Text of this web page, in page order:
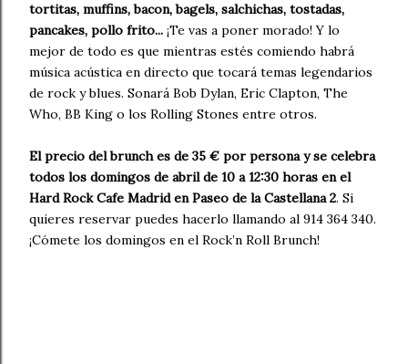
tortitas, muffins, bacon, bagels, salchichas, tostadas,
pancakes, pollo frito... ¡Te vas a poner morado! Y lo
mejor de todo es que mientras estés comiendo habrá
música acústica en directo que tocará temas legendarios
de rock y blues. Sonará Bob Dylan, Eric Clapton, The
Who, BB King o los Rolling Stones entre otros.
El precio del brunch es de 35 € por persona y se celebra
todos los domingos de abril de 10 a 12:30 horas en el
Hard Rock Cafe Madrid en Paseo de la Castellana 2. Si
quieres reservar puedes hacerlo llamando al 914 364 340.
¡Cómete los domingos en el Rock’n Roll Brunch!